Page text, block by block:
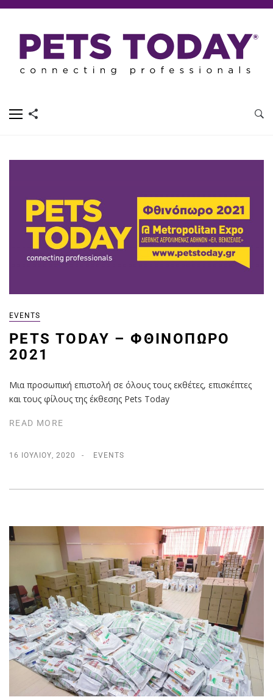
EVENTS
PETS TODAY – ΦΘΙΝΌΠΩΡΟ
2021
Μια προσωπική επιστολή σε όλους τους εκθέτες, επισκέπτες
και τους φίλους της έκθεσης Pets Today
READ MORE
16 ΙΟΥΛΊΟΥ, 2020 EVENTS